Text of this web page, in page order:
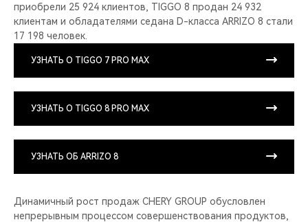
приобрели 25 924 клиентов, TIGGO 8 продан 24 932
клиентам и обладателями седана D-класса ARRIZO 8 стали
17 198 человек.
УЗНАТЬ О TIGGO 7 PRO MAX
УЗНАТЬ О TIGGO 8 PRO MAX
УЗНАТЬ ОБ ARRIZO 8
Динамичный рост продаж CHERY GROUP обусловлен
непрерывным процессом совершенствования продуктов,